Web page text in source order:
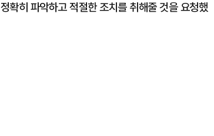
확히 파악하고 적절한 조치를 취해줄 것을 요청했